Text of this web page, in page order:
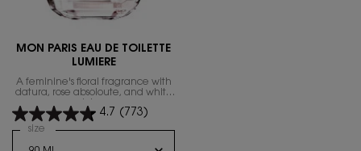
MON PARIS EAU DE TOILETTE
LUMIERE
A feminine's floral fragrance with
datura, rose absoloute, and white
4.7 (773)
Select a
size for MON PARIS EAU DE TOILETTE LUMIERE